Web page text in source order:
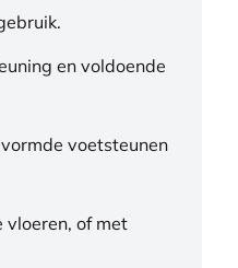
en voldoende
voetsteunen
of met